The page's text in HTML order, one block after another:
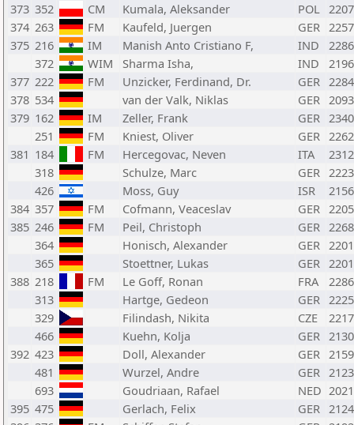
373 352 CM Kumala, Aleksander POL 2207
374 263 FM Kaufeld, Juergen GER 2257
375 216 IM Manish Anto Cristiano F, IND
2286
372
WIM Sharma Isha, IND
2196
377 222 FM Unzicker, Ferdinand, Dr. GER 2284
378 534 van der Valk, Niklas GER 2093
379 162 IM Zeller, Frank GER 2340
251
FM Kniest, Oliver GER 2262
381 184 FM Hercegovac, Neven ITA
2312
318
Schulze, Marc GER 2223
426
Moss, Guy ISR
2156
384 357 FM Cofmann, Veaceslav GER 2205
385 246 FM Peil, Christoph GER 2268
364
Honisch, Alexander GER 2201
365
Stoettner, Lukas GER 2201
388 218 FM Le Goff, Ronan FRA
2286
313
Hartge, Gedeon GER 2225
329
Filindash, Nikita CZE
2217
466
Kuehn, Kolja GER 2130
392 423 Doll, Alexander GER 2159
481
Wurzel, Andre GER 2123
693
Goudriaan, Rafael NED 2021
395 475 Gerlach, Felix GER 2124